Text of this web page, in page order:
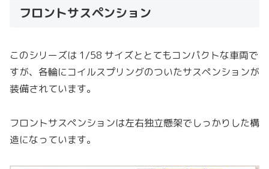
フロントサスペンション
このシリーズは 1/58 サイズととてもコンパクトな車両で
すが、各輪にコイルスプリングのついたサスペンションが
装備されています。
フロントサスペンションは左右独立懸架でしっかりした構
造になっています。